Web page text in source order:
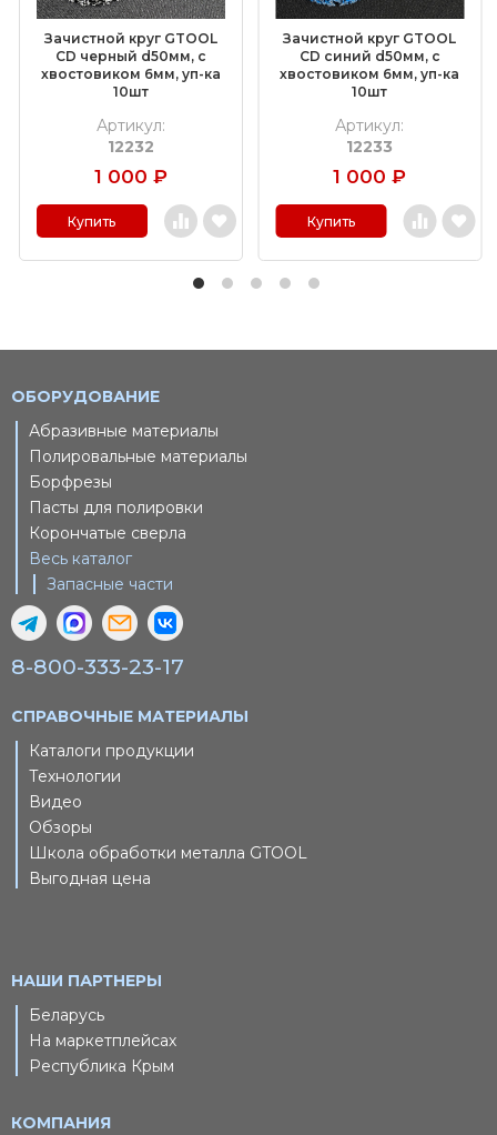
Зачистной круг GTOOL
CD черный d50мм, с
хвостовиком 6мм, уп-ка
10шт
Артикул:
12232
1 000 ₽
Купить
Зачистной круг GTOOL
CD синий d50мм, с
хвостовиком 6мм, уп-ка
10шт
Артикул:
12233
1 000 ₽
Купить
ОБОРУДОВАНИЕ
Абразивные материалы
Полировальные материалы
Борфрезы
Пасты для полировки
Корончатые сверла
Весь каталог
Запасные части
8-800-333-23-17
СПРАВОЧНЫЕ МАТЕРИАЛЫ
Каталоги продукции
Технологии
Видео
Обзоры
Школа обработки металла GTOOL
Выгодная цена
НАШИ ПАРТНЕРЫ
Беларусь
На маркетплейсах
Республика Крым
КОМПАНИЯ